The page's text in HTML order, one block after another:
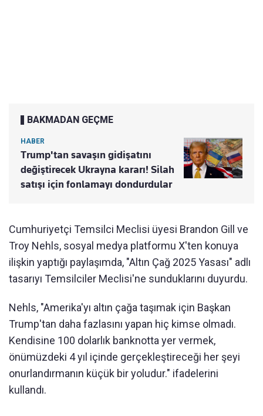
BAKMADAN GEÇME
HABER
Trump'tan savaşın gidişatını
değiştirecek Ukrayna kararı! Silah
satışı için fonlamayı dondurdular
Cumhuriyetçi Temsilci Meclisi üyesi Brandon Gill ve
Troy Nehls, sosyal medya platformu X'ten konuya
ilişkin yaptığı paylaşımda, "Altın Çağ 2025 Yasası" adlı
tasarıyı Temsilciler Meclisi'ne sunduklarını duyurdu.
Nehls, "Amerika'yı altın çağa taşımak için Başkan
Trump'tan daha fazlasını yapan hiç kimse olmadı.
Kendisine 100 dolarlık banknotta yer vermek,
önümüzdeki 4 yıl içinde gerçekleştireceği her şeyi
onurlandırmanın küçük bir yoludur." ifadelerini
kullandı.